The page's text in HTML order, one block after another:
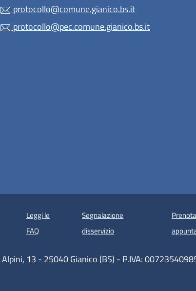
protocollo@comune.gianico.bs.it
protocollo@pec.comune.gianico.bs.it
scheda).
Leggi le
FAQ
Segnalazione
disservizio
13 - 25040 Gianico (BS) - P.IVA: